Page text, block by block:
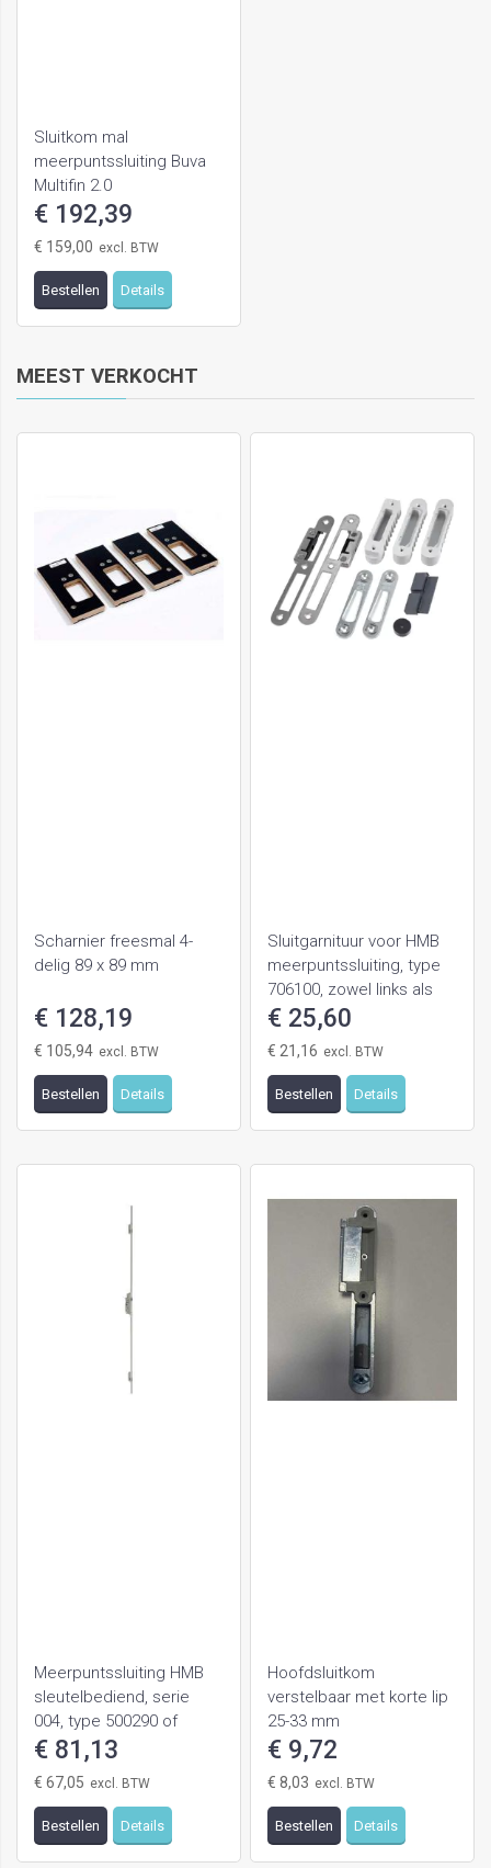
Sluitkom mal
meerpuntssluiting Buva
Multifin 2.0
€ 192,39
€ 159,00
Bestellen Details
MEEST VERKOCHT
Scharnier freesmal 4-
delig 89 x 89 mm
€ 128,19
€ 105,94
Bestellen Details
Sluitgarnituur voor HMB
meerpuntssluiting, type
706100, zowel links als
rechts te gebruiken
€ 25,60
€ 21,16
Bestellen Details
Meerpuntssluiting HMB
sleutelbediend, serie
004, type 500290 of
500310
€ 81,13
€ 67,05
Bestellen Details
Hoofdsluitkom
verstelbaar met korte lip
25-33 mm
€ 9,72
€ 8,03
Bestellen Details